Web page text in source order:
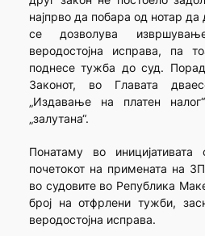
најпрво да побара од нотар
се дозволува
веродостојна исправа, па
поднесе тужба до суд.
Законот, во Главата
„Издавање на платен
„залутана“.
Понатаму во
почетокот на примената на
во судовите во Република
број на отфрлени тужби,
веродостојна исправа.